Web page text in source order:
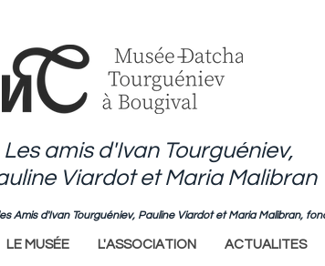
Les amis d'Ivan Tourguéniev,
Viardot et Maria Malibran
Amis d'Ivan Tourguéniev, Pauline Viardot et Maria Malibran,
LE MUSÉE L'ASSOCIATION ACTUALITES